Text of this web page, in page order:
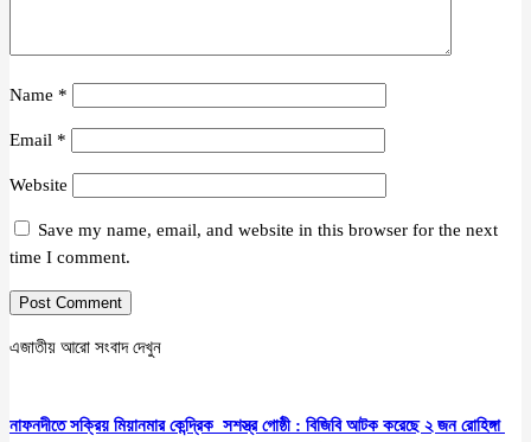
Name *
Email *
Website
Save my name, email, and website in this browser for the next
time I comment.
এজাতীয় আরো সংবাদ দেখুন
নাফনদীতে সক্রিয় মিয়ানমার কেন্দ্রিক সশস্ত্র গোষ্ঠী : বিজিবি আটক করেছে ২ জন রোহিঙ্গা